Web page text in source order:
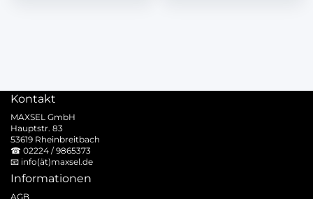
Kontakt
MAXSEL GmbH
Hauptstr. 83
53619 Rheinbreitbach
☎ 02224 / 9865373
📧 info(ät)maxsel.de
Informationen
AGB